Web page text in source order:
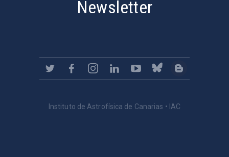
Newsletter
Instituto de Astrofísica de Canarias • IAC